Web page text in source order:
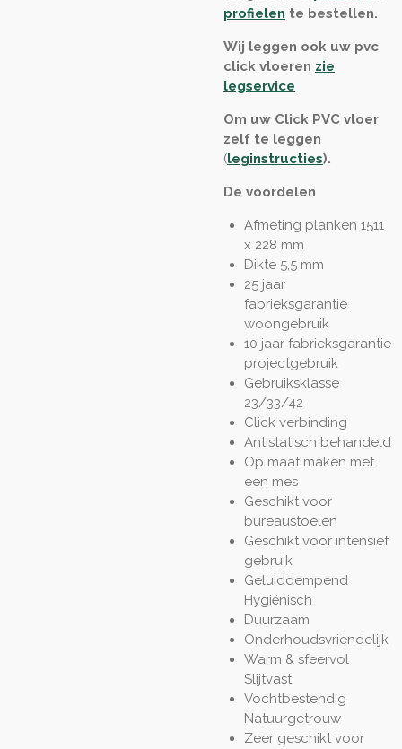
profielen te bestellen.
Wij leggen ook uw pvc
click vloeren zie
legservice
Om uw Click PVC vloer
zelf te leggen
(leginstructies).
De voordelen
Afmeting planken 1511
x 228 mm
Dikte 5,5 mm
25 jaar
fabrieksgarantie
woongebruik
10 jaar fabrieksgarantie
projectgebruik
Gebruiksklasse
23/33/42
Click verbinding
Antistatisch behandeld
Op maat maken met
een mes
Geschikt voor
bureaustoelen
Geschikt voor intensief
gebruik
Geluiddempend
Hygiënisch
Duurzaam
Onderhoudsvriendelijk
Warm & sfeervol
Slijtvast
Vochtbestendig
Natuurgetrouw
Zeer geschikt voor